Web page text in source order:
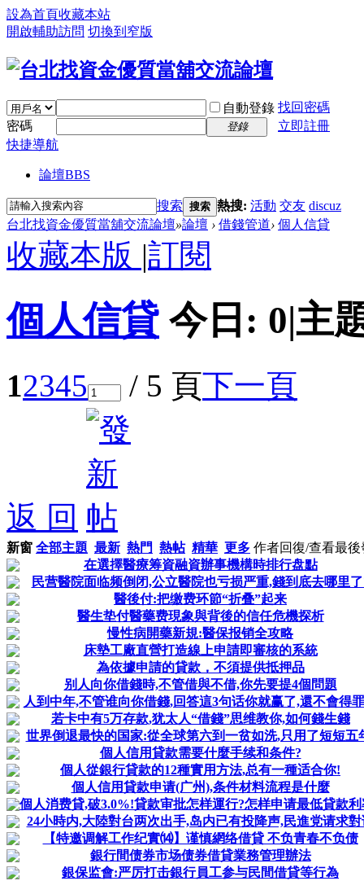
設為首頁收藏本站
開啟輔助訪問 切換到窄版
自動登錄 找回密碼
密碼
登錄
立即註冊
快捷導航
論壇BBS
搜索 搜索 熱搜: 活動 交友 discuz
台北找資金優質當舖交流論壇»論壇 › 借錢管道› 個人信貸
收藏本版 |訂閱
個人信貸 今日: 0|主
12345 / 5 頁下一頁
返 回
新窗 全部主題 最新 熱門 熱帖 精華 更多 作者回復/查看最後
在選擇醫療筹資融資辦事機構時排行盘點
民营醫院面临频倒闭,公立醫院也亏损严重,錢到底去哪里
醫後付:把缴费环節“折叠”起来
醫生垫付醫藥费現象與背後的信任危機探析
慢性病開藥新規:醫保报销全攻略
床墊工廠直營打造線上申請即審核的系統
為依據申請的貸款，不須提供抵押品
别人向你借錢時,不管借與不借,你先要提4個問題
人到中年,不管谁向你借錢,回答這3句话你就赢了,還不會得
若卡中有5万存款,犹太人“借錢”思维教你,如何錢生錢
世界倒退最快的国家:從全球第六到一贫如洗,只用了短短五
個人信用貸款需要什麼手续和条件?
個人從銀行貸款的12種實用方法,总有一種适合你!
個人信用貸款申请(广州),条件材料流程是什麼
個人消费貸,破3.0%!貸款审批怎样運行?怎样申请最低貸款利
24小時内,大陸對台两次出手,岛内已有投降声,民進党请求對
【特邀调解工作纪實⒁】​谨慎網络借貸 不负青春不负债
銀行間债券市场债券借貸業務管理辦法
銀保监會:严厉打击銀行員工参与民間借貸等行為